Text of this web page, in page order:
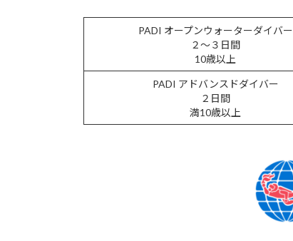
PADI オープンウォーターダイバー
２〜３日間
10歳以上
PADI アドバンスドダイバー
２日間
満10歳以上